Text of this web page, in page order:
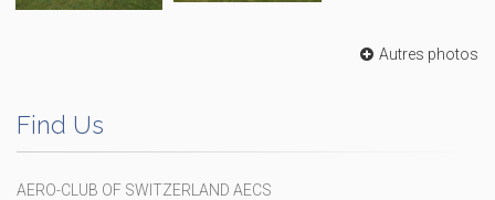
Autres photos
Find Us
AERO-CLUB OF SWITZERLAND AECS